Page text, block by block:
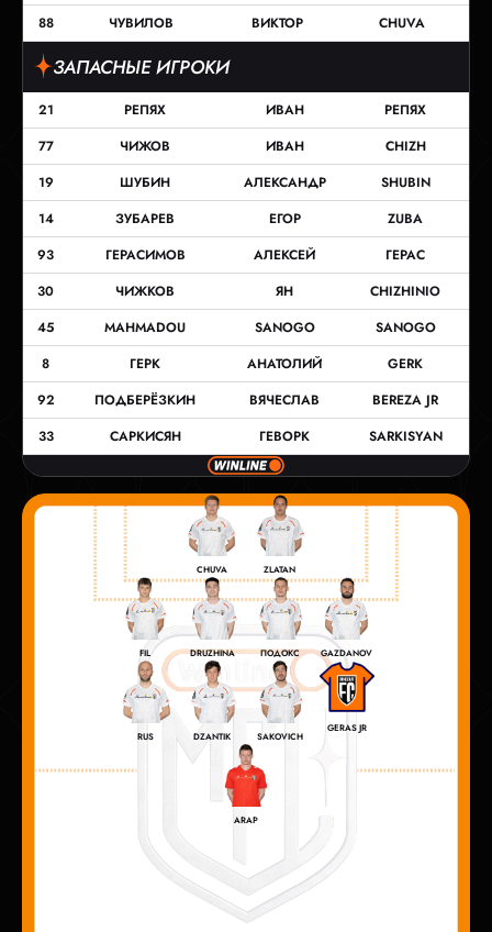
88 ЧУВИЛОВ ВИКТОР CHUVA
ЗАПАСНЫЕ ИГРОКИ
21 РЕПЯХ ИВАН
РЕПЯХ
77
ЧИЖОВ ИВАН
CHIZH
19
ШУБИН АЛЕКСАНДР
SHUBIN
14
ЗУБАРЕВ ЕГОР
ZUBA
93
ГЕРАСИМОВ АЛЕКСЕЙ
ГЕРАС
30
ЧИЖКОВ ЯН
CHIZHINIO
45
MAHMADOU SANOGO
SANOGO
8
ГЕРК АНАТОЛИЙ
GERK
92
ПОДБЕРЁЗКИН ВЯЧЕСЛАВ
BEREZA JR
33
САРКИСЯН ГЕВОРК SARKISYAN
CHUVA ZLATAN
FIL DRUZHINA ПОДОКС GAZDANOV
RUS DZANTIK SAKOVICH
GERAS JR
ARAP